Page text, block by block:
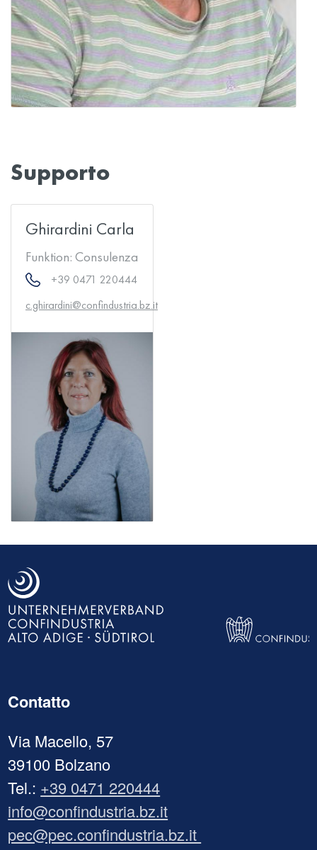
Supporto
Ghirardini Carla
Funktion: Consulenza
+39 0471 220444
c.ghirardini@confindustria.bz.it
Contatto
Via Macello, 57
39100 Bolzano
Tel.: +39 0471 220444
info@confindustria.bz.it
pec@pec.confindustria.bz.it